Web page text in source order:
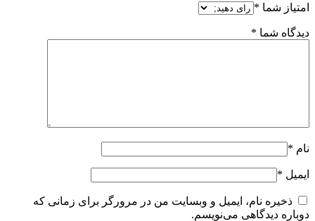
امتیاز شما *
دیدگاه شما *
نام *
ایمیل *
ذخیره نام، ایمیل و وبسایت من در مرورگر برای زمانی که
دوباره دیدگاهی می‌نویسم.